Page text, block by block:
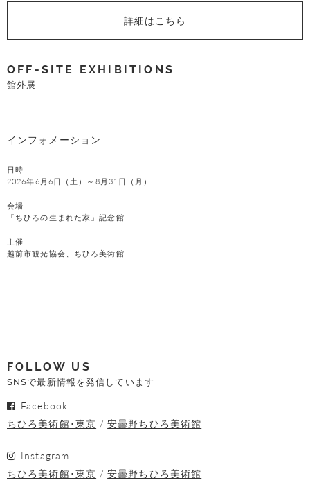
詳細はこちら
OFF-SITE EXHIBITIONS
館外展
インフォメーション
日時
2026年6月6日（土）～8月31日（月）
会場
「ちひろの生まれた家」記念館
主催
越前市観光協会、ちひろ美術館
FOLLOW US
SNSで最新情報を発信しています
Facebook
ちひろ美術館･東京
安曇野ちひろ美術館
Instagram
ちひろ美術館･東京
安曇野ちひろ美術館